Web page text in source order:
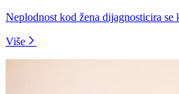
Neplodnost kod žena dijagnosticira se
Više